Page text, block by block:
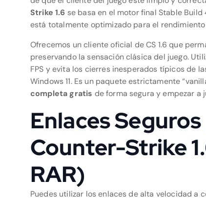
Strike 1.6 se basa en el motor final Stable
está totalmente optimizado para el rendimiento
Ofrecemos un cliente oficial de CS 1.6 que
preservando la sensación clásica del juego.
FPS y evita los cierres inesperados típicos de
Windows 11. Es un paquete estrictamente
completa gratis de forma segura y empezar
Enlaces
Counter-Strike
RAR)
Puedes utilizar los enlaces de alta velocidad a